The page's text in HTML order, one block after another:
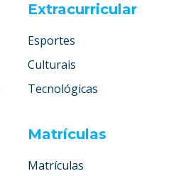
Extracurricular
Esportes
Culturais
Tecnológicas
Matrículas
Matrículas